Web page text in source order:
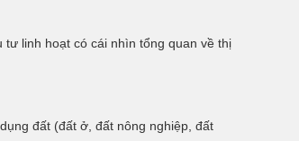
linh hoạt có cái nhìn tổng quan về thị
đất (đất ở, đất nông nghiệp, đất